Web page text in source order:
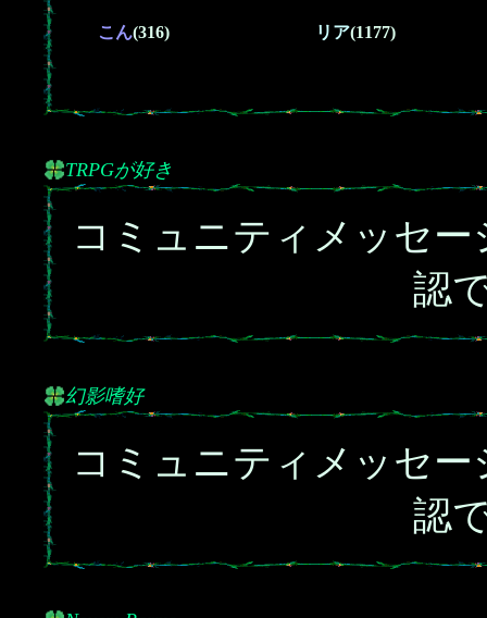
こん(316) リア(1177)
TRPGが好き
コミュニティメッセ
認
幻影嗜好
コミュニティメッセ
認